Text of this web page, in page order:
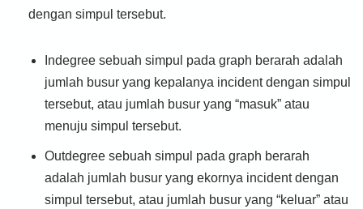
dengan simpul tersebut.
Indegree sebuah simpul pada graph berarah adalah
jumlah busur yang kepalanya incident dengan simpul
tersebut, atau jumlah busur yang “masuk” atau
menuju simpul tersebut.
Outdegree sebuah simpul pada graph berarah
adalah jumlah busur yang ekornya incident dengan
simpul tersebut, atau jumlah busur yang “keluar” atau